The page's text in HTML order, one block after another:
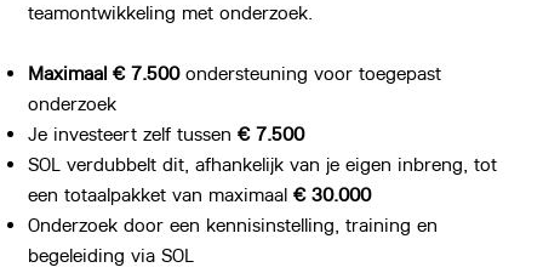
teamontwikkeling met onderzoek.
Maximaal € 7.500ondersteuning voor toegepast
onderzoek
Je investeert zelf tussen € 7.500
SOL verdubbelt dit, afhankelijk van je eigen inbreng, tot
een totaalpakket van maximaal € 30.000
Onderzoek door een kennisinstelling, training en
begeleiding via SOL